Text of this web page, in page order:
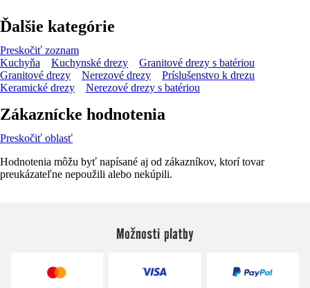
Ďalšie kategórie
Preskočiť zoznam
Kuchyňa
Kuchynské drezy
Granitové drezy s batériou
Granitové drezy
Nerezové drezy
Príslušenstvo k drezu
Keramické drezy
Nerezové drezy s batériou
Zákaznícke hodnotenia
Preskočiť oblasť
Hodnotenia môžu byť napísané aj od zákazníkov, ktorí tovar
preukázateľne nepoužili alebo nekúpili.
Možnosti platby